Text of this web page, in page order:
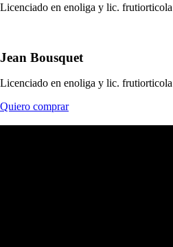
Licenciado en enoliga y lic. frutiorticola
Jean Bousquet
Licenciado en enoliga y lic. frutiorticola
Quiero comprar